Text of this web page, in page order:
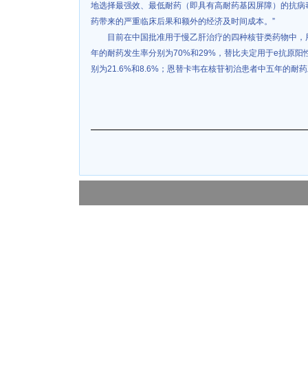
地选择最强效、最低耐药（即具有高耐药基因屏障）的抗
药带来的严重临床后果和额外的经济及时间成本。”
目前在中国批准用于慢乙肝治疗的四种核苷类药物中
年的耐药发生率分别为70%和29%，替比夫定用于e抗原阳
别为21.6%和8.6%；恩替卡韦在核苷初治患者中五年的耐